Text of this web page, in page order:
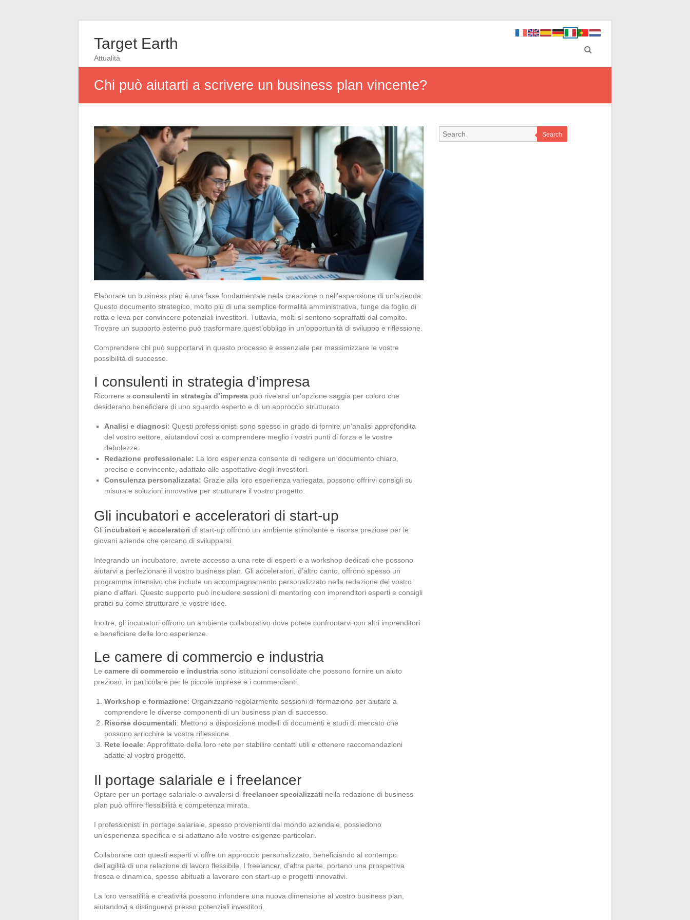
Target Earth
Attualità
Chi può aiutarti a scrivere un business plan vincente?
Elaborare un business plan è una fase fondamentale nella creazione o nell’espansione di un’azienda.
Questo documento strategico, molto più di una semplice formalità amministrativa, funge da foglio di
rotta e leva per convincere potenziali investitori. Tuttavia, molti si sentono sopraffatti dal compito.
Trovare un supporto esterno può trasformare quest’obbligo in un’opportunità di sviluppo e riflessione.
Comprendere chi può supportarvi in questo processo è essenziale per massimizzare le vostre
possibilità di successo.
I consulenti in strategia d’impresa
Ricorrere a consulenti in strategia d’impresa può rivelarsi un’opzione saggia per coloro che
desiderano beneficiare di uno sguardo esperto e di un approccio strutturato.
Analisi e diagnosi: Questi professionisti sono spesso in grado di fornire un’analisi approfondita
del vostro settore, aiutandovi così a comprendere meglio i vostri punti di forza e le vostre
debolezze.
Redazione professionale: La loro esperienza consente di redigere un documento chiaro,
preciso e convincente, adattato alle aspettative degli investitori.
Consulenza personalizzata: Grazie alla loro esperienza variegata, possono offrirvi consigli su
misura e soluzioni innovative per strutturare il vostro progetto.
Gli incubatori e acceleratori di start-up
Gli incubatori e acceleratori di start-up offrono un ambiente stimolante e risorse preziose per le
giovani aziende che cercano di svilupparsi.
Integrando un incubatore, avrete accesso a una rete di esperti e a workshop dedicati che possono
aiutarvi a perfezionare il vostro business plan. Gli acceleratori, d’altro canto, offrono spesso un
programma intensivo che include un accompagnamento personalizzato nella redazione del vostro
piano d’affari. Questo supporto può includere sessioni di mentoring con imprenditori esperti e consigli
pratici su come strutturare le vostre idee.
Inoltre, gli incubatori offrono un ambiente collaborativo dove potete confrontarvi con altri imprenditori
e beneficiare delle loro esperienze.
Le camere di commercio e industria
Le camere di commercio e industria sono istituzioni consolidate che possono fornire un aiuto
prezioso, in particolare per le piccole imprese e i commercianti.
Workshop e formazione: Organizzano regolarmente sessioni di formazione per aiutare a
comprendere le diverse componenti di un business plan di successo.
Risorse documentali: Mettono a disposizione modelli di documenti e studi di mercato che
possono arricchire la vostra riflessione.
Rete locale: Approfittate della loro rete per stabilire contatti utili e ottenere raccomandazioni
adatte al vostro progetto.
Il portage salariale e i freelancer
Optare per un portage salariale o avvalersi di freelancer specializzati nella redazione di business
plan può offrire flessibilità e competenza mirata.
I professionisti in portage salariale, spesso provenienti dal mondo aziendale, possiedono
un’esperienza specifica e si adattano alle vostre esigenze particolari.
Collaborare con questi esperti vi offre un approccio personalizzato, beneficiando al contempo
dell’agilità di una relazione di lavoro flessibile. I freelancer, d’altra parte, portano una prospettiva
fresca e dinamica, spesso abituati a lavorare con start-up e progetti innovativi.
La loro versatilità e creatività possono infondere una nuova dimensione al vostro business plan,
aiutandovi a distinguervi presso potenziali investitori.
Search